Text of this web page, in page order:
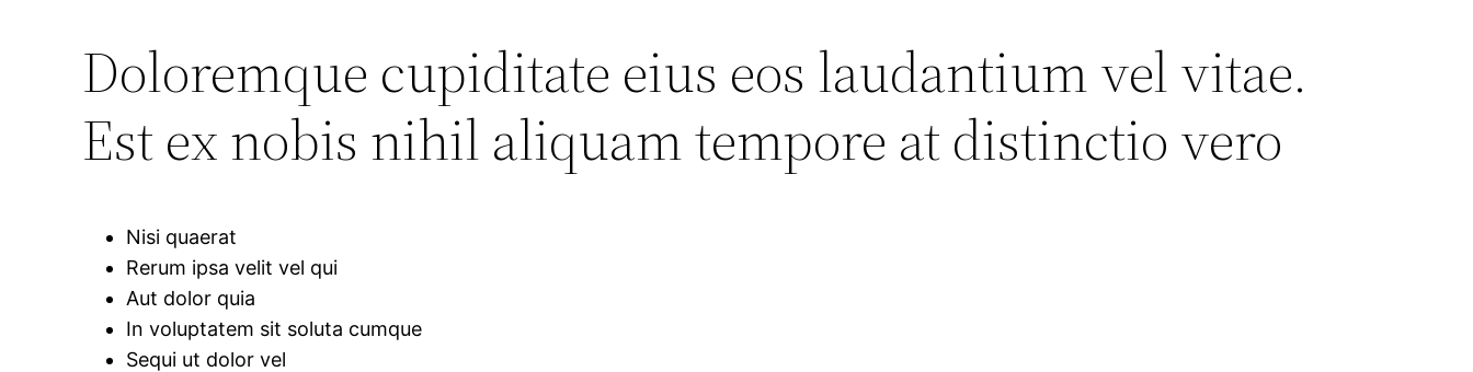
Doloremque cupiditate eius eos laudantium vel vitae.
Est ex nobis nihil aliquam tempore at distinctio vero
Nisi quaerat
Rerum ipsa velit vel qui
Aut dolor quia
In voluptatem sit soluta cumque
Sequi ut dolor vel